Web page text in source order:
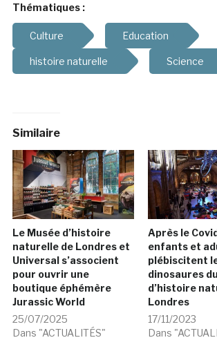
Thématiques :
Culture Education
histoire naturelle Science
Similaire
Le Musée d’histoire
naturelle de Londres et
Universal s’associent
pour ouvrir une
boutique éphémère
Jurassic World
25/07/2025
Dans "ACTUALITÉS"
Après le
enfants et
plébiscitent
dinosaures
d’histoire
Londres
17/11/2023
Dans